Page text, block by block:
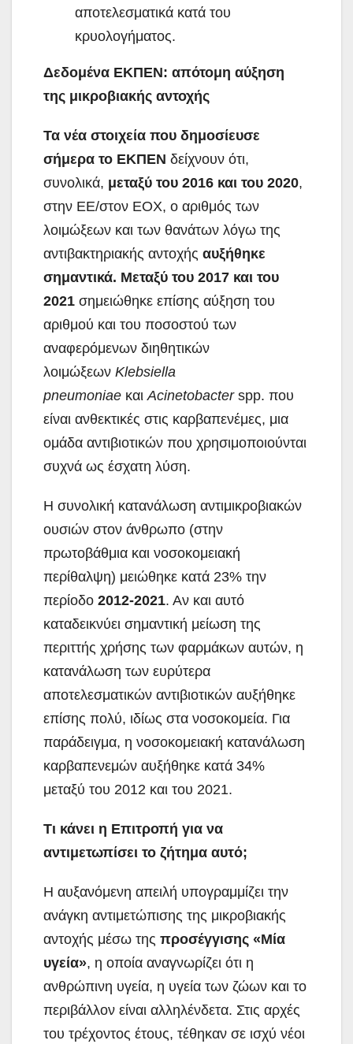
αποτελεσματικά κατά του
κρυολογήματος.
Δεδομένα ΕΚΠΕΝ: απότομη αύξηση
της μικροβιακής αντοχής
Τα νέα στοιχεία που δημοσίευσε
σήμερα το ΕΚΠΕΝ δείχνουν ότι,
συνολικά, μεταξύ του 2016 και του 2020,
στην ΕΕ/στον ΕΟΧ, ο αριθμός των
λοιμώξεων και των θανάτων λόγω της
αντιβακτηριακής αντοχής αυξήθηκε
σημαντικά. Μεταξύ του 2017 και του
2021 σημειώθηκε επίσης αύξηση του
αριθμού και του ποσοστού των
αναφερόμενων διηθητικών
λοιμώξεων Klebsiella
pneumoniae καιAcinetobacterspp. που
είναι ανθεκτικές στις καρβαπενέμες, μια
ομάδα αντιβιοτικών που χρησιμοποιούνται
συχνά ως έσχατη λύση.
Η συνολική κατανάλωση αντιμικροβιακών
ουσιών στον άνθρωπο (στην
πρωτοβάθμια και νοσοκομειακή
περίθαλψη) μειώθηκε κατά 23% την
περίοδο 2012-2021. Αν και αυτό
καταδεικνύει σημαντική μείωση της
περιττής χρήσης των φαρμάκων αυτών, η
κατανάλωση των ευρύτερα
αποτελεσματικών αντιβιοτικών αυξήθηκε
επίσης πολύ, ιδίως στα νοσοκομεία. Για
παράδειγμα, η νοσοκομειακή κατανάλωση
καρβαπενεμών αυξήθηκε κατά 34%
μεταξύ του 2012 και του 2021.
Τι κάνει η Επιτροπή για να
αντιμετωπίσει το ζήτημα αυτό;
Η αυξανόμενη απειλή υπογραμμίζει την
ανάγκη αντιμετώπισης της μικροβιακής
αντοχής μέσω της προσέγγισης «Μία
υγεία», η οποία αναγνωρίζει ότι η
ανθρώπινη υγεία, η υγεία των ζώων και το
περιβάλλον είναι αλληλένδετα. Στις αρχές
του τρέχοντος έτους, τέθηκαν σε ισχύ νέοι